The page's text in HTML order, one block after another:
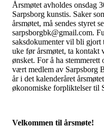
Årsmøtet avholdes onsdag
Sarpsborg kunstis. Saker
årsmøtet, må sendes styret
sarpsborgbk@gmail.com.
saksdokumenter vil bli gjort
uke før årsmøtet, ta kontakt
ønsket. For å ha
vært medlem av Sarpsborg
år i det kalenderåret
økonomiske forpliktelser til
Velkommen til årsmøte!